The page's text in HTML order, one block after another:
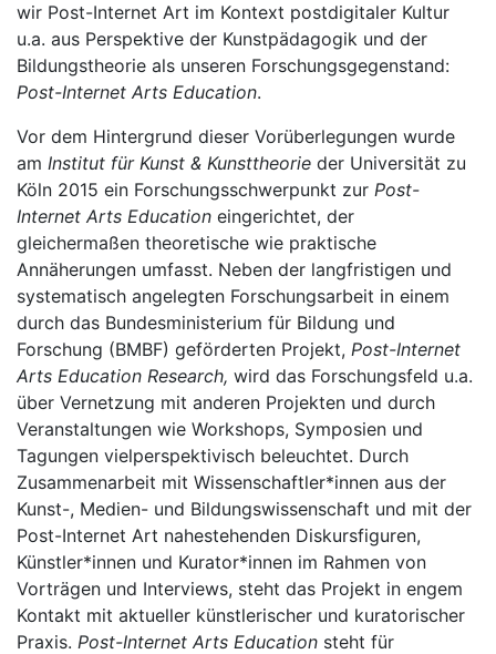
wir Post-Internet Art im Kontext postdigitaler Kultur
u.a. aus Perspektive der Kunstpädagogik und der
Bildungstheorie als unseren Forschungsgegenstand:
Post-Internet Arts Education.
Vor dem Hintergrund dieser Vorüberlegungen wurde
am Institut für Kunst & Kunsttheorie der Universität zu
Köln 2015 ein Forschungsschwerpunkt zur Post-
Internet Arts Education eingerichtet, der
gleichermaßen theoretische wie praktische
Annäherungen umfasst. Neben der langfristigen und
systematisch angelegten Forschungsarbeit in einem
durch das Bundesministerium für Bildung und
Forschung (BMBF) geförderten Projekt, Post-Internet
Arts Education Research, wird das Forschungsfeld u.a.
über Vernetzung mit anderen Projekten und durch
Veranstaltungen wie Workshops, Symposien und
Tagungen vielperspektivisch beleuchtet. Durch
Zusammenarbeit mit Wissenschaftler*innen aus der
Kunst-, Medien- und Bildungswissenschaft und mit der
Post-Internet Art nahestehenden Diskursfiguren,
Künstler*innen und Kurator*innen im Rahmen von
Vorträgen und Interviews, steht das Projekt in engem
Kontakt mit aktueller künstlerischer und kuratorischer
Praxis. Post-Internet Arts Education steht für